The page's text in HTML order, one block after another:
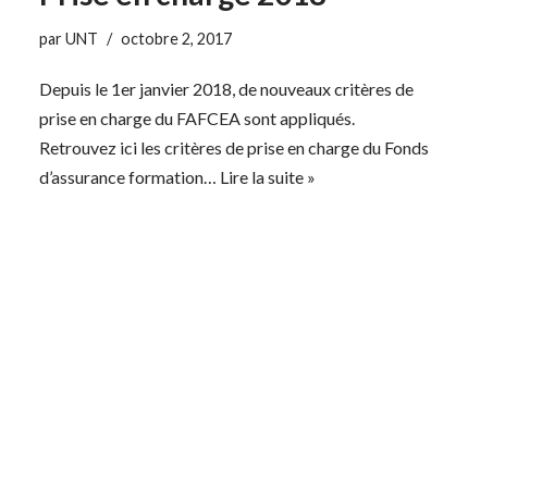
parUNT octobre 2, 2017
Depuis le 1er janvier 2018, de nouveaux critères de
prise en charge du FAFCEA sont appliqués.
Retrouvez ici les critères de prise en charge du Fonds
d’assurance formation… Lire la suite »